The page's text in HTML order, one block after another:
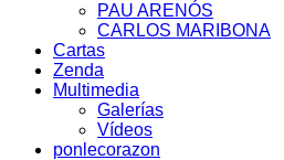
PAU ARENÓS
CARLOS MARIBONA
Cartas
Zenda
Multimedia
Galerías
Vídeos
ponlecorazon